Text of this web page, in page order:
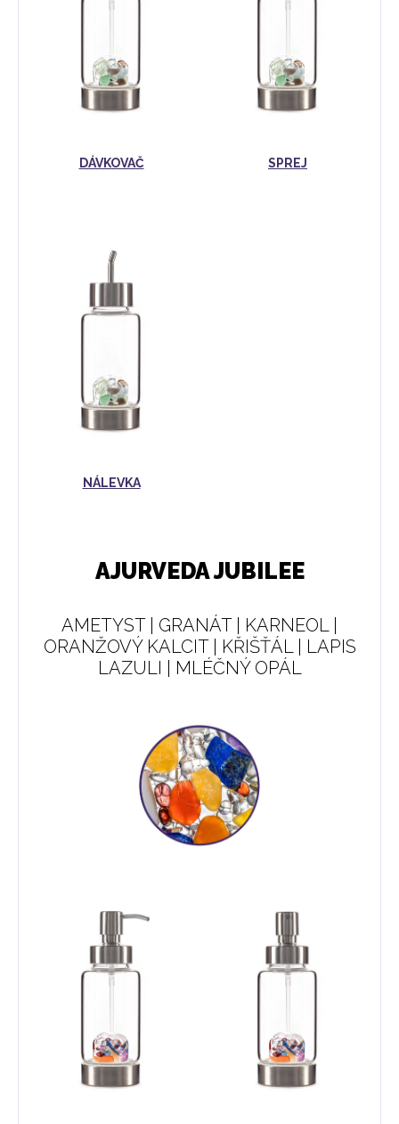
DÁVKOVAČ SPREJ
NÁLEVKA
AJURVEDA JUBILEE
AMETYST | GRANÁT | KARNEOL |
ORANŽOVÝ KALCIT | KŘIŠŤÁL | LAPIS
LAZULI | MLÉČNÝ OPÁL